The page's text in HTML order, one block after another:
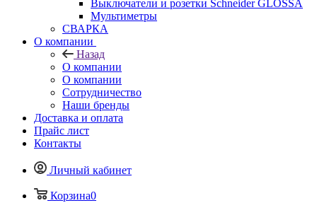
Выключатели и розетки Schneider GLOSSA
Мультиметры
СВАРКА
О компании
Назад
О компании
О компании
Сотрудничество
Наши бренды
Доставка и оплата
Прайс лист
Контакты
Личный кабинет
Корзина0